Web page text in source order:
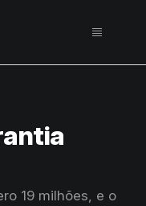
19 milhões, e o